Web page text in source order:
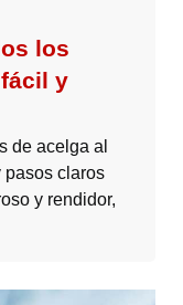
los
y
de acelga al
pasos claros
y rendidor,